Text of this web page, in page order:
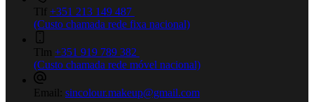
Tlf +351 213 149 487
(Custo chamada rede fixa nacional)
Tlm +351 919 789 382
(Custo chamada rede móvel nacional)
Email: sincolour.makeup@gmail.com